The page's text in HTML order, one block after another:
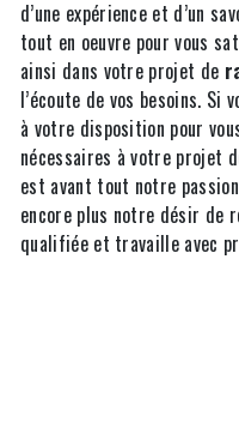
d’une expérience et d’un
tout en oeuvre pour vous
ainsi dans votre projet de
l’écoute de vos besoins. Si
à votre disposition pour
nécessaires à votre projet
est avant tout notre
encore plus notre désir de
qualifiée et travaille avec